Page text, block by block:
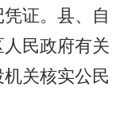
证。县、自
民政府有关
关核实公民